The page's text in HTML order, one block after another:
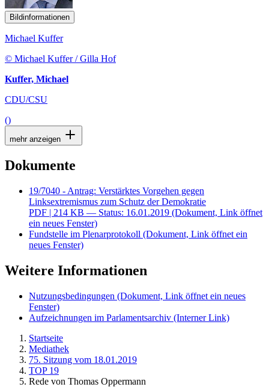
Bildinformationen
Michael Kuffer
© Michael Kuffer / Gilla Hof
Kuffer, Michael
CDU/CSU
()
mehr anzeigen
Dokumente
19/7040 - Antrag: Verstärktes Vorgehen gegen
Linksextremismus zum Schutz der Demokratie
PDF | 214 KB — Status: 16.01.2019 (Dokument, Link öffnet
ein neues Fenster)
Fundstelle im Plenarprotokoll (Dokument, Link öffnet ein
neues Fenster)
Weitere Informationen
Nutzungsbedingungen (Dokument, Link öffnet ein neues
Fenster)
Aufzeichnungen im Parlamentsarchiv (Interner Link)
Startseite
Mediathek
75. Sitzung vom 18.01.2019
TOP 19
Rede von Thomas Oppermann